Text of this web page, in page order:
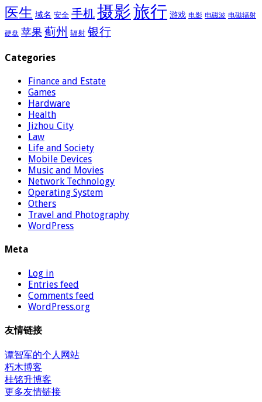
医生 域名 安全 手机摄影旅行 游戏 电影 电磁波 电磁辐射
硬盘 苹果 蓟州 辐射 银行
Categories
Finance and Estate
Games
Hardware
Health
Jizhou City
Law
Life and Society
Mobile Devices
Music and Movies
Network Technology
Operating System
Others
Travel and Photography
WordPress
Meta
Log in
Entries feed
Comments feed
WordPress.org
友情链接
谭智军的个人网站
朽木博客
桂铭升博客
更多友情链接